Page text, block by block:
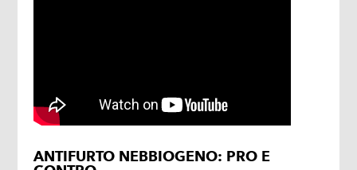
ANTIFURTO NEBBIOGENO: PRO E